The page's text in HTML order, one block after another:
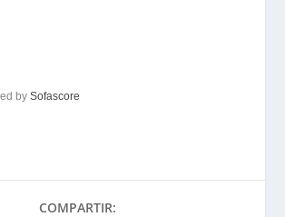
bySofascore
COMPARTIR: